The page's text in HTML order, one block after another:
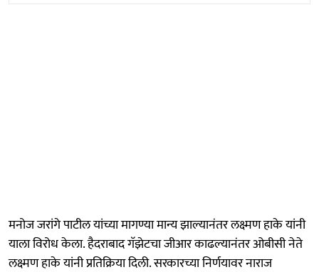
मनोज जरांगे पाटील यांच्या मागण्या मान्य झाल्यानंतर लक्ष्मण हाके यांनी
याला विरोध केला. हैदराबाद गॅझेटचा जीआर काढल्यानंतर ओबीसी नेते
लक्ष्मण हाके यांनी प्रतिक्रिया दिली. सरकारच्या निर्णयावर नाराज